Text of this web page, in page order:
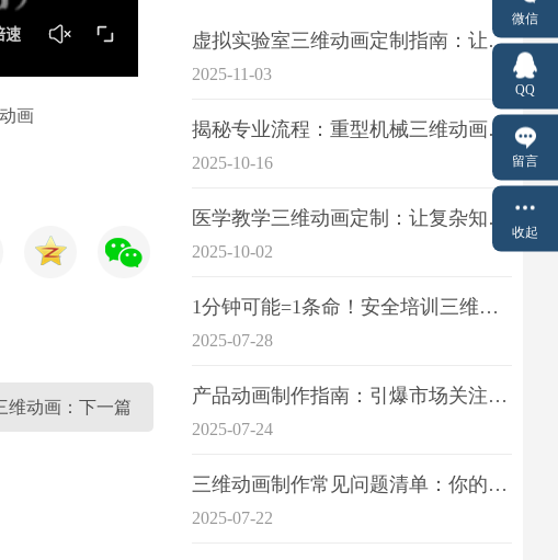
画
维动画：下一篇
虚拟实验室三维动画定制指南：让科学教学更生动
2025-11-03
揭秘专业流程：重型机械三维动画制作的5大关键步骤
2025-10-16
医学教学三维动画定制：让复杂知识一目了
2025-10-02
1分钟可能=1条命！安全培训三维动画制作成本效益深度拆解
2025-07-28
产品动画制作指南：引爆市场关注的视觉引擎
2025-07-24
三维动画制作常见问题清单：你的项目是否踩中这6大技术雷区？
2025-07-22
微信
QQ
留言
收起